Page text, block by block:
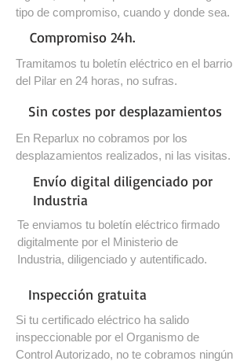
tipo de compromiso, cuando y donde sea.
Compromiso 24h.
Tramitamos tu boletín eléctrico en el barrio
del Pilar en 24 horas, no sufras.
Sin costes por desplazamientos
En Reparlux no cobramos por los
desplazamientos realizados, ni las visitas.
Envío digital diligenciado por
Industria
Te enviamos tu boletín eléctrico firmado
digitalmente por el Ministerio de
Industria, diligenciado y autentificado.
Inspección gratuita
Si tu certificado eléctrico ha salido
inspeccionable por el Organismo de
Control Autorizado, no te cobramos ningún